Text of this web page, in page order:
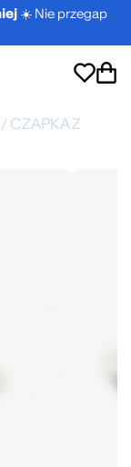
☀️ Nie przegap
/ CZAPKA Z